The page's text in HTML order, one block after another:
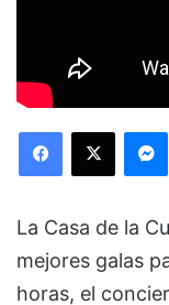
Facebook
X
La Casa de la
mejores galas
horas, el